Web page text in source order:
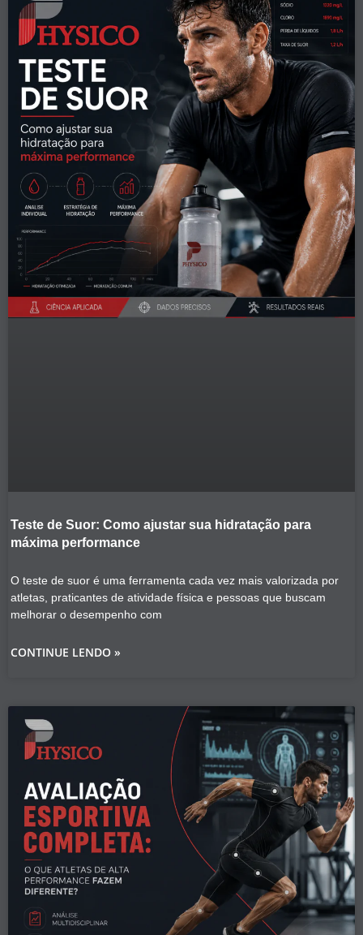
Teste de Suor: Como ajustar sua hidratação para
máxima performance
O teste de suor é uma ferramenta cada vez mais valorizada por
atletas, praticantes de atividade física e pessoas que buscam
melhorar o desempenho com
CONTINUE LENDO »